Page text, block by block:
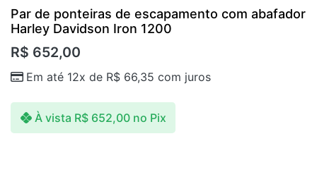
Par de ponteiras de escapamento com abafador
Harley Davidson Iron 1200
R$ 652,00
Em até 12x de R$ 66,35 com juros
À vista R$652,00 no Pix